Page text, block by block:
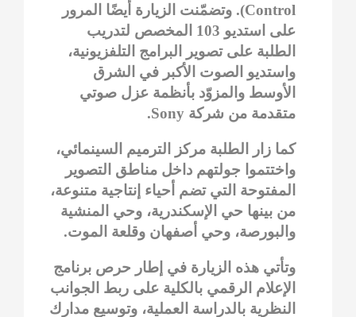
Control). وتضمّنت الزيارة أيضًا المرور
على استديو 103 المخصص لتدريب
الطلبة على تصوير البرامج التلفزيونية،
واستديو الصوت الأكبر في الشرق
الأوسط والمزوّد بأنظمة عزل صوتي
متقدمة من شركة Sony.
كما زار الطلبة مركز الترميم السينمائي،
واختتموا جولتهم داخل مناطق التصوير
المفتوحة التي تضم أحياء إنتاجية متنوعة،
من بينها حي الإسكندرية، وحي المنشية
والبورصة، وحي أصفهان وقلعة الموت.
وتأتي هذه الزيارة في إطار حرص برنامج
الإعلام الرقمي بالكلية على ربط الجوانب
النظرية بالدراسة العملية، وتوسيع مدارك